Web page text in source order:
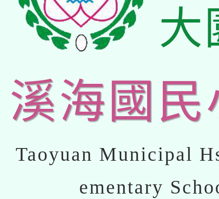
大
溪海國民
Taoyuan Municipal
ementary